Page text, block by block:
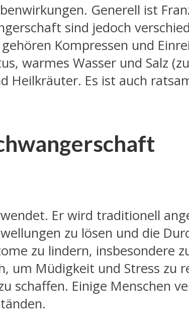
Generell ist
sind jedoch
Kompressen und
warmes Wasser und Salz
Heilkräuter. Es ist auch
Er wird traditionell
zu lösen und die
zu lindern, insbesondere
um Müdigkeit und Stress zu
schaffen. Einige Menschen